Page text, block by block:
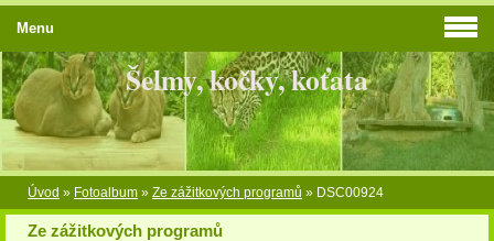
Šelmy, kočky, koťata
Úvod » Fotoalbum » Ze zážitkových programů » DSC00924
Ze zážitkových programů
Menu